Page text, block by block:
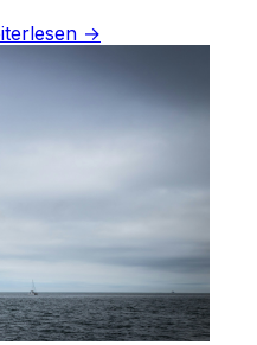
→